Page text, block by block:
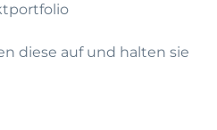
diese auf und halten sie